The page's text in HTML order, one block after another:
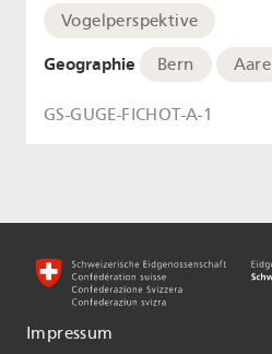
Vogelperspektive
Geographie Bern Aare
GS-GUGE-FICHOT-A-1
Impressum